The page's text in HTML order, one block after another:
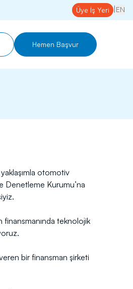
Üye İş Yeri EN
Hemen Başvur
otomotiv
Denetleme Kurumu’na
finansmanında teknolojik
bir finansman şirketi